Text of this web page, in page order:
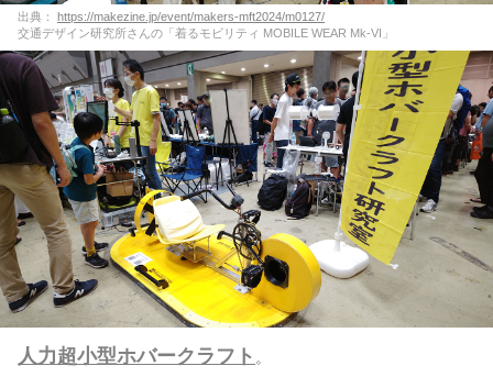
出典：
https://makezine.jp/event/makers-mft2024/m0127/
交通デザイン研究所さんの「着るモビリティ MOBILE WEAR Mk-VI」
人力超小型ホバークラフト 。